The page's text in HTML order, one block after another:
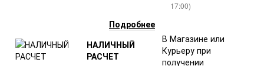
17:00)
Подробнее
НАЛИЧНЫЙ
РАСЧЕТ
В Магазине или
Курьеру при
получении